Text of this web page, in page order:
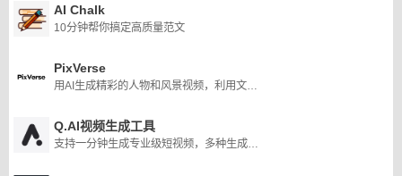
AI Chalk
10分钟帮你搞定高质量范文
PixVerse
用AI生成精彩的人物和风景视频，利用文字、图像、视频等一键生成精美视频
Q.AI视频生成工具
支持一分钟生成专业级短视频，多种生成方式，AI视频脚本，在线云编辑，画面自由替换，热门配音媲美真人音色，更多强大功能尽在Q.AI